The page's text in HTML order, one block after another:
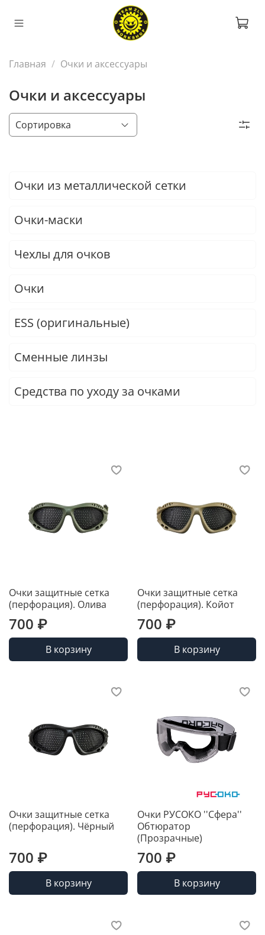
Главная Очки и аксессуары
Очки и аксессуары
Очки из металлической сетки
Очки-маски
Чехлы для очков
Очки
ESS (оригинальные)
Сменные линзы
Средства по уходу за очками
Очки защитные сетка
(перфорация). Олива
700 ₽
В корзину
Очки защитные сетка
(перфорация). Койот
700 ₽
В корзину
Очки защитные сетка
(перфорация). Чёрный
700 ₽
В корзину
Очки РУСОКО ''Сфера''
Обтюратор
(Прозрачные)
700 ₽
В корзину